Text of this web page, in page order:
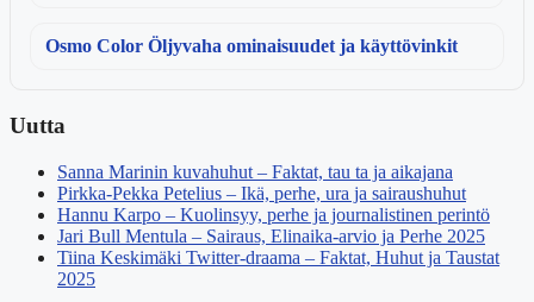
Osmo Color Öljyvaha ominaisuudet ja käyttövinkit
Uutta
Sanna Marinin kuvahuhut – Faktat, tau ta ja aikajana
Pirkka-Pekka Petelius – Ikä, perhe, ura ja sairaushuhut
Hannu Karpo – Kuolinsyy, perhe ja journalistinen perintö
Jari Bull Mentula – Sairaus, Elinaika-arvio ja Perhe 2025
Tiina Keskimäki Twitter-draama – Faktat, Huhut ja Taustat
2025